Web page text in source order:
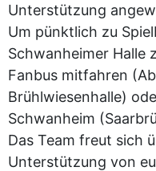
Unterstützung
Um pünktlich zu
Schwanheimer Halle
Fanbus mitfahren
Brühlwiesenhalle)
Schwanheim
Das Team freut sich
Unterstützung von